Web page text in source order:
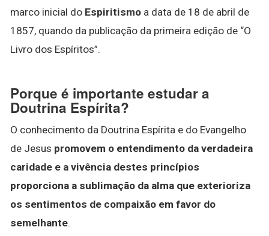
marco inicial do Espiritismo a data de 18 de abril de
1857, quando da publicação da primeira edição de “O
Livro dos Espíritos”.
Porque é importante estudar a
Doutrina Espírita?
O conhecimento da Doutrina Espírita e do Evangelho
de Jesus promovem o entendimento da verdadeira
caridade e a vivência destes princípios
proporciona a sublimação da alma que exterioriza
os sentimentos de compaixão em favor do
semelhante.